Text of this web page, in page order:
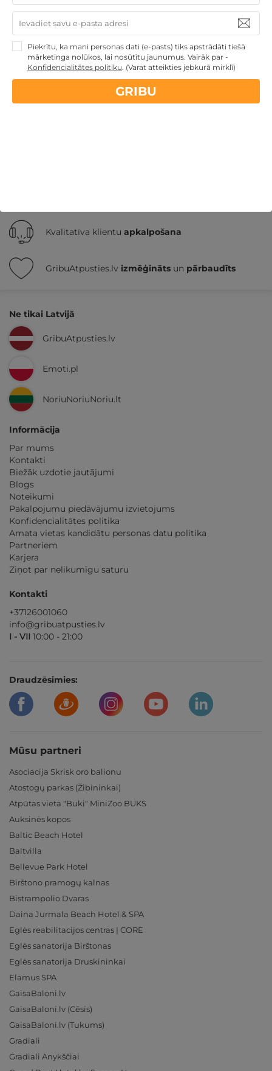
Ziemassvētku dāvanas
Atpūta ar akvaparku
Veselības atpūta - sanatorijas, SPA viesnīcas
Dāvanas ar
nakšņošanu
TOP pirktākās dāvanas
Atpūta
decembra svētku brīvdienās
Atpūta diviem
Kvalitatīva klientu apkalpošana
GribuAtpusties.lv izmēģināts un pārbaudīts
Ne tikai Latvijā
GribuAtpusties.lv
Emoti.pl
NoriuNoriuNoriu.lt
Informācija
Par mums
Kontakti
Biežāk uzdotie jautājumi
Blogs
Noteikumi
Pakalpojumu piedāvājumu izvietojums
Konfidencialitātes politika
Amata vietas kandidātu personas datu politika
Partneriem
Karjera
Ziņot par nelikumīgu saturu
Kontakti
+37126001060
info@gribuatpusties.lv
I - VII 10:00 - 21:00
Draudzēsimies:
Mūsu partneri
Asociacija Skrisk oro balionu
Atostogų parkas (Žibininkai)
Atpūtas vieta "Buki" MiniZoo BUKS
Auksinės kopos
Baltic Beach Hotel
Baltvilla
Bellevue Park Hotel
Birštono pramogų kalnas
Bistrampolio Dvaras
Daina Jurmala Beach Hotel & SPA
Eglės reabilitacijos centras | CORE
Eglės sanatorija Birštonas
Eglės sanatorija Druskininkai
Elamus SPA
GaisaBaloni.lv
GaisaBaloni.lv (Cēsis)
GaisaBaloni.lv (Tukums)
Gradiali
Gradiali Anykščiai
Piekrītu, ka mani personas dati (e-pasts) tiks apstrādāti tiešā
mārketinga nolūkos, lai nosūtītu jaunumus. Vairāk par -
Konfidencialitātes politiku. (Varat atteikties jebkurā mirklī)
GRIBU